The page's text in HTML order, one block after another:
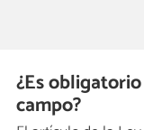
¿Es
campo?